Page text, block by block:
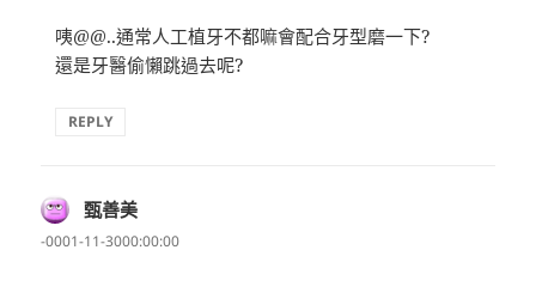
咦@@..通常人工植牙不都嘛會配合牙型磨一下?
還是牙醫偷懶跳過去呢?
REPLY
甄善美
示:
-0001-11-3000:00:00